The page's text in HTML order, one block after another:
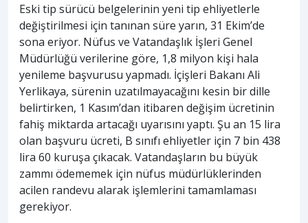
Eski tip sürücü belgelerinin yeni tip ehliyetlerle
değiştirilmesi için tanınan süre yarın, 31 Ekim’de
sona eriyor. Nüfus ve Vatandaşlık İşleri Genel
Müdürlüğü verilerine göre, 1,8 milyon kişi hala
yenileme başvurusu yapmadı. İçişleri Bakanı Ali
Yerlikaya, sürenin uzatılmayacağını kesin bir dille
belirtirken, 1 Kasım’dan itibaren değişim ücretinin
fahiş miktarda artacağı uyarısını yaptı. Şu an 15 lira
olan başvuru ücreti, B sınıfı ehliyetler için 7 bin 438
lira 60 kuruşa çıkacak. Vatandaşların bu büyük
zammı ödememek için nüfus müdürlüklerinden
acilen randevu alarak işlemlerini tamamlaması
gerekiyor.